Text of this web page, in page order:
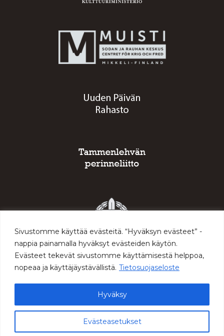
Sivustomme käyttää evästeitä. “Hyväksyn evästeet” -
nappia painamalla hyväksyt evästeiden käytön.
Evästeet tekevät sivustomme käyttämisestä helppoa,
nopeaa ja käyttäjäystävällistä. Tietosuojaseloste
Evästeasetukset
Hyväksy
© 2026 Sodan ja rauhan keskus Muisti